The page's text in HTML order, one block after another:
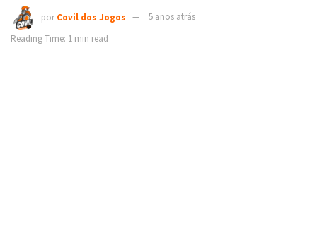
por Covil dos Jogos
5 anos atrás
Reading Time: 1 min read